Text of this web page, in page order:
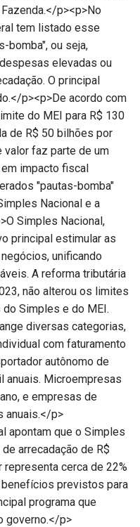
p><p>No
tem listado esse
bomba", ou seja,
elevadas ou
O principal
p><p>De acordo com
do MEI para R$ 130
de R$ 50 bilhões por
valor faz parte de um
impacto fiscal
"pautas-bomba"
Nacional e a
Simples Nacional,
principal estimular as
unificando
A reforma tributária
não alterou os limites
Simples e do MEI.
diversas categorias,
com faturamento
autônomo de
anuais. Microempresas
e empresas de
anuais.</p>
apontam que o Simples
arrecadação de R$
cerca de 22%
previstos para
programa que
governo.</p>